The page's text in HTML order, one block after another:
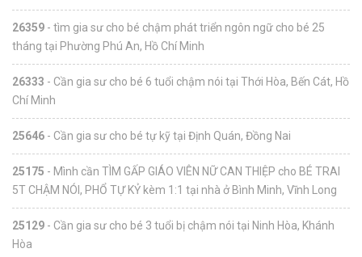
26359 - tìm gia sư cho bé chậm phát triển ngôn ngữ cho bé 25
tháng tại Phường Phú An, Hồ Chí Minh
26333 - Cần gia sư cho bé 6 tuổi chậm nói tại Thới Hòa, Bến Cát, Hồ
Chí Minh
25646 - Cần gia sư cho bé tự kỹ tại Định Quán, Đồng Nai
25175 - Mình cần TÌM GẤP GIÁO VIÊN NỮ CAN THIỆP cho BÉ TRAI
5T CHẬM NÓI, PHỔ TỰ KỶ kèm 1:1 tại nhà ở Bình Minh, Vĩnh Long
25129 - Cần gia sư cho bé 3 tuổi bị chậm nói tại Ninh Hòa, Khánh
Hòa